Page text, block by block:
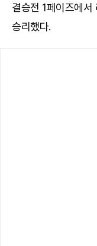
결승전 1페이즈에
승리했다.